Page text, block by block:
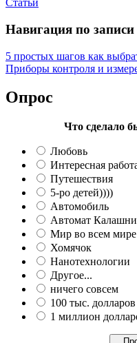
Статьи
Навигация по записи
5 простых шагов как
Приборы контроля и
Опрос
Что сделало
Любовь
Интересная
Путешествия
5-ро детей))))
Автомобиль
Автомат
Мир во всем мире
Хомячок
Нанотехнологии
Другое...
ничего совсем
100 тыс. долларов
1 миллион